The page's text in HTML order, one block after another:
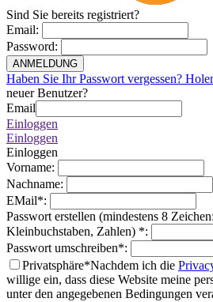
Sind Sie bereits registriert?
Email:
Password:
ANMELDUNG
Haben Sie Ihr Passwort vergessen?
neuer Benutzer?
Email
Einloggen
Einloggen
Einloggen
Vorname:
Nachname:
EMail*:
Passwort erstellen (mindestens 8
Kleinbuchstaben, Zahlen) *:
Passwort umschreiben*:
Privatsphäre*Nachdem ich die
willige ein, dass diese Website meine
unter den angegebenen Bedingungen